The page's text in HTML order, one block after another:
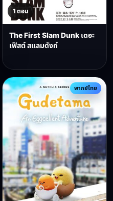
1 ตอน
The First Slam Dunk เดอะ
เฟิสต์ สแลมดังก์
พากย์ไทย